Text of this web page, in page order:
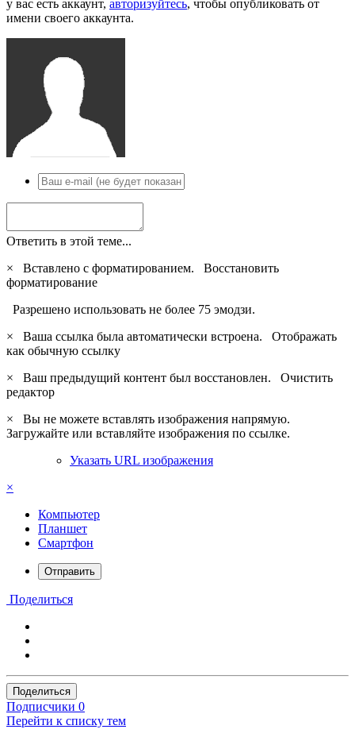
у вас есть аккаунт, авторизуйтесь, чтобы опубликовать от
имени своего аккаунта.
Ответить в этой теме...
×
Вставлено с форматированием. Восстановить
форматирование
Разрешено использовать не более 75 эмодзи.
×
Ваша ссылка была автоматически встроена. Отображать
как обычную ссылку
×
Ваш предыдущий контент был восстановлен. Очистить
редактор
×
Вы не можете вставлять изображения напрямую.
Загружайте или вставляйте изображения по ссылке.
Указать URL изображения
×
Компьютер
Планшет
Смартфон
Отправить
Поделиться
Поделиться
Подписчики 0
Перейти к списку тем